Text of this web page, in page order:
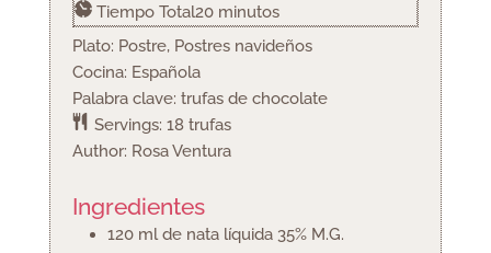
Tiempo Total20minutos
minutos
Plato: Postre, Postres navideños
Cocina: Española
Palabra clave: trufas de chocolate
Servings: 18 trufas
Author: Rosa Ventura
Ingredientes
120 ml de nata líquida 35% M.G.